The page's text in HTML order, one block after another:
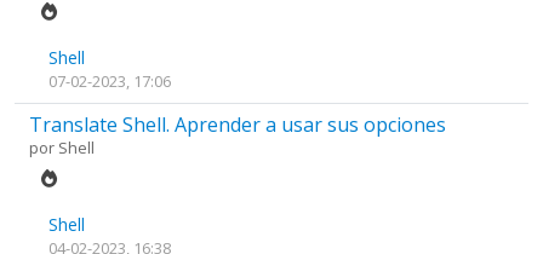
Shell
07-02-2023, 17:06
Translate Shell. Aprender a usar sus opciones
por Shell
Shell
04-02-2023, 16:38